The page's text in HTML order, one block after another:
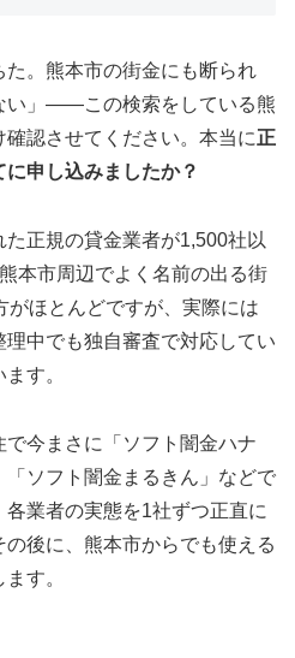
た。熊本市の街金にも断られ
い」——この検索をしている熊
認させてください。本当に正
申し込みましたか？
正規の貸金業者が1,500社以
本市周辺でよく名前の出る街
がほとんどですが、実際には
中でも独自審査で対応してい
す。
今まさに「ソフト闇金ハナ
「ソフト闇金まるきん」などで
業者の実態を1社ずつ正直に
後に、熊本市からでも使える
す。